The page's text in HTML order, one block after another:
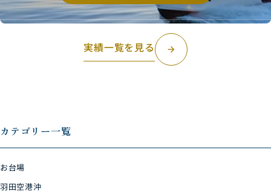
実績一覧を見る arrow_forward
カテゴリー一覧
お台場
羽田空港沖